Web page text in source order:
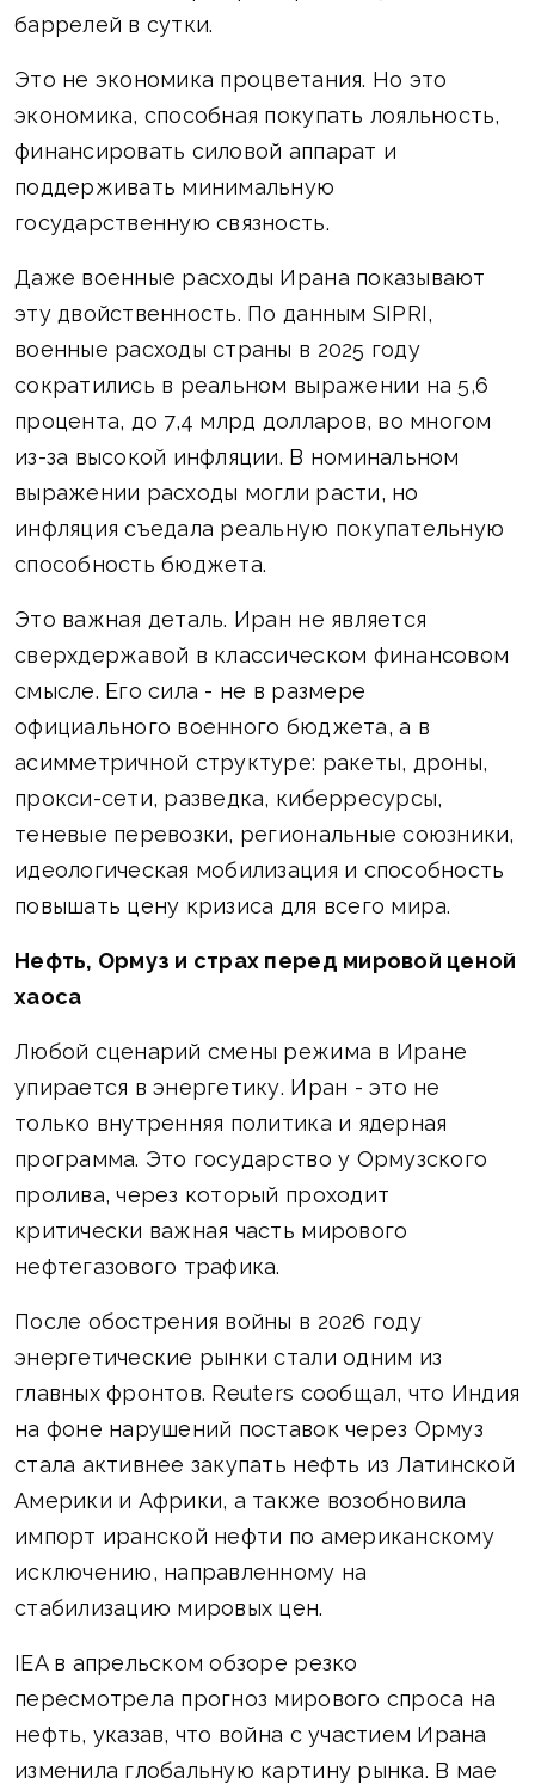
баррелей в сутки.
Это не экономика процветания. Но это
экономика, способная покупать лояльность,
финансировать силовой аппарат и
поддерживать минимальную
государственную связность.
Даже военные расходы Ирана показывают
эту двойственность. По данным SIPRI,
военные расходы страны в 2025 году
сократились в реальном выражении на 5,6
процента, до 7,4 млрд долларов, во многом
из-за высокой инфляции. В номинальном
выражении расходы могли расти, но
инфляция съедала реальную покупательную
способность бюджета.
Это важная деталь. Иран не является
сверхдержавой в классическом финансовом
смысле. Его сила - не в размере
официального военного бюджета, а в
асимметричной структуре: ракеты, дроны,
прокси-сети, разведка, киберресурсы,
теневые перевозки, региональные союзники,
идеологическая мобилизация и способность
повышать цену кризиса для всего мира.
Нефть, Ормуз и страх перед мировой ценой
хаоса
Любой сценарий смены режима в Иране
упирается в энергетику. Иран - это не
только внутренняя политика и ядерная
программа. Это государство у Ормузского
пролива, через который проходит
критически важная часть мирового
нефтегазового трафика.
После обострения войны в 2026 году
энергетические рынки стали одним из
главных фронтов. Reuters сообщал, что Индия
на фоне нарушений поставок через Ормуз
стала активнее закупать нефть из Латинской
Америки и Африки, а также возобновила
импорт иранской нефти по американскому
исключению, направленному на
стабилизацию мировых цен.
IEA в апрельском обзоре резко
пересмотрела прогноз мирового спроса на
нефть, указав, что война с участием Ирана
изменила глобальную картину рынка. В мае